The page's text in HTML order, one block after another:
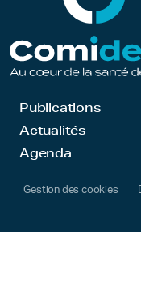
Publications
Actualités
Agenda
Gestion des cookies